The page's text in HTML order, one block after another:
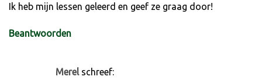
Ik heb mijn lessen geleerd en geef ze graag door!
Beantwoorden
Merel schreef: